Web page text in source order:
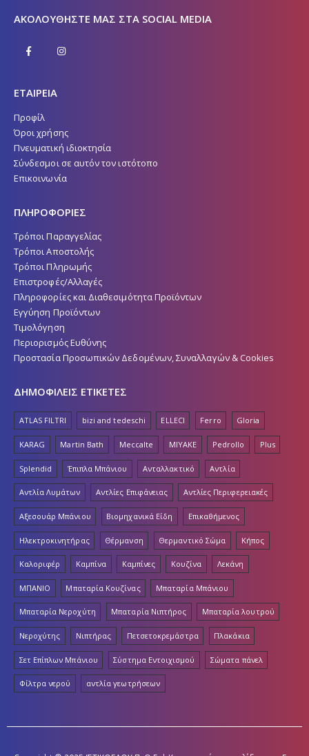
ΑΚΟΛΟΥΘΉΣΤΕ ΜΑΣ ΣΤΑ SOCIAL MEDIA
ΕΤΑΙΡΕΙΑ
Προφίλ
Όροι χρήσης
Πνευματική ιδιοκτησία
Σύνδεσμοι σε αυτόν τον ιστότοπο
Επικοινωνία
ΠΛΗΡΟΦΟΡΙΕΣ
Τρόποι Παραγγελίας
Τρόποι Αποστολής
Τρόποι Πληρωμής
Επιστροφές/Αλλαγές
Πληροφορίες και Διαθεσιμότητα Προϊόντων
Εγγύηση Προϊόντων
Τιμολόγηση
Περιορισμός Ευθύνης
Προστασία Προσωπικών Δεδομένων, Συναλλαγών & Cookies
ΔΗΜΟΦΙΛΕΙΣ ΕΤΙΚΕΤΕΣ
ATLAS FILTRI bizi and tedeschi ELLECI Ferro Gloria
KARAG Martin Bath Meccalte MIYAKE Pedrollo Plus
Splendid Έπιπλα Μπάνιου Ανταλλακτικό Αντλία
Αντλία Λυμάτων Αντλίες Επιφάνειας Αντλίες Περιφερειακές
Αξεσουάρ Μπάνιου Βιομηχανικά Είδη Επικαθήμενος
Ηλεκτροκινητήρας Θέρμανση Θερμαντικό Σώμα Κήπος
Καλοριφέρ Καμπίνα Καμπίνες Κουζίνα Λεκάνη
ΜΠΑΝΙΟ Μπαταρία Κουζίνας Μπαταρία Μπάνιου
Μπαταρία Νεροχύτη Μπαταρία Νιπτήρος Μπαταρία λουτρού
Νεροχύτης Νιπτήρας Πετσετοκρεμάστρα Πλακάκια
Σετ Επίπλων Μπάνιου Σύστημα Εντοιχισμού Σώματα πάνελ
Φίλτρα νερού αντλία γεωτρήσεων